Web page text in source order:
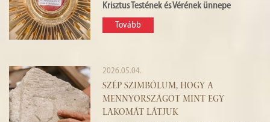
Krisztus Testének és Vérének ünnepe
Tovább
2026.05.04.
SZÉP SZIMBÓLUM, HOGY A
MENNYORSZÁGOT MINT EGY
LAKOMÁT LÁTJUK